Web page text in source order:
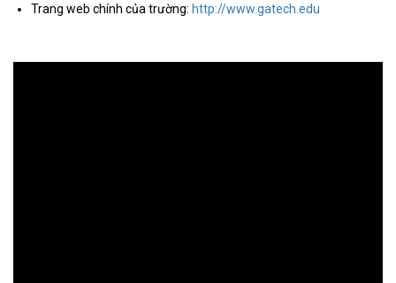
Trang web chính của trường: http://www.gatech.edu